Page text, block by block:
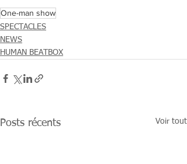
One-man show
SPECTACLES
NEWS
HUMAN BEATBOX
Posts récents Voir tout